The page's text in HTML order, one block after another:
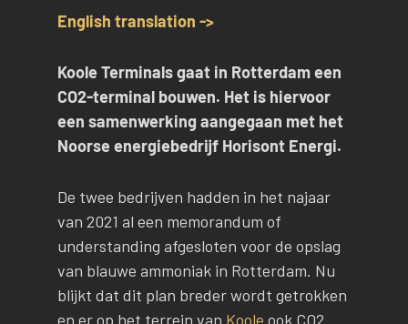
English translation ->
Koole Terminals gaat in Rotterdam een
CO2-terminal bouwen. Het is hiervoor
een samenwerking aangegaan met het
Noorse energiebedrijf Horisont Energi.
De twee bedrijven hadden in het najaar
van 2021 al een memorandum of
understanding afgesloten voor de opslag
van blauwe ammoniak in Rotterdam. Nu
blijkt dat dit plan breder wordt getrokken
en er op het terrein van Koole ook CO2